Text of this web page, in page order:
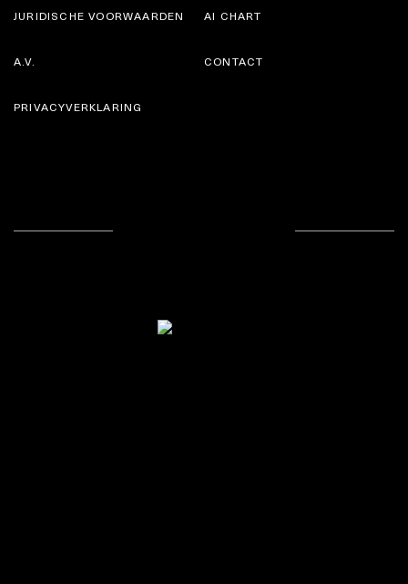
JURIDISCHE VOORWAARDEN
A.V.
AI CHART
CONTACT
PRIVACYVERKLARING